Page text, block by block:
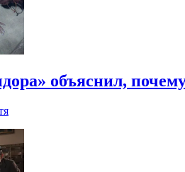
объяснил,